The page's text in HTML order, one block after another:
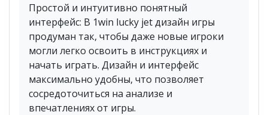
Простой и интуитивно понятный
интерфейс: В 1win lucky jet дизайн игры
продуман так, чтобы даже новые игроки
могли легко освоить в инструкциях и
начать играть. Дизайн и интерфейс
максимально удобны, что позволяет
сосредоточиться на анализе и
впечатлениях от игры.